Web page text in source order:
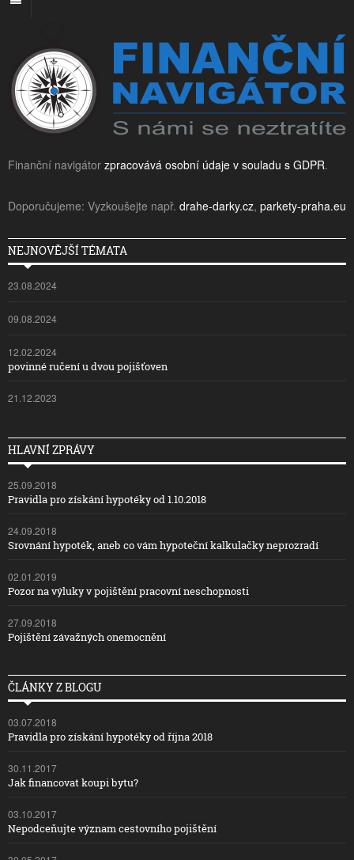
Finanční navigátor zpracovává osobní údaje v souladu s GDPR.
Doporučujeme: Vyzkoušejte např. drahe-darky.cz, parkety-praha.eu
NEJNOVĚJŠÍ TÉMATA
23.08.2024
09.08.2024
12.02.2024
povinné ručení u dvou pojišťoven
21.12.2023
HLAVNÍ ZPRÁVY
25.09.2018
Pravidla pro získání hypotéky od 1.10.2018
24.09.2018
Srovnání hypoték, aneb co vám hypoteční kalkulačky neprozradí
02.01.2019
Pozor na výluky v pojištění pracovní neschopnosti
27.09.2018
Pojištění závažných onemocnění
ČLÁNKY Z BLOGU
03.07.2018
Pravidla pro získání hypotéky od října 2018
30.11.2017
Jak financovat koupi bytu?
03.10.2017
Nepodceňujte význam cestovního pojištění